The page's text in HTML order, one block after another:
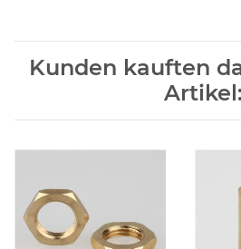
Kunden kauften
Artikel: